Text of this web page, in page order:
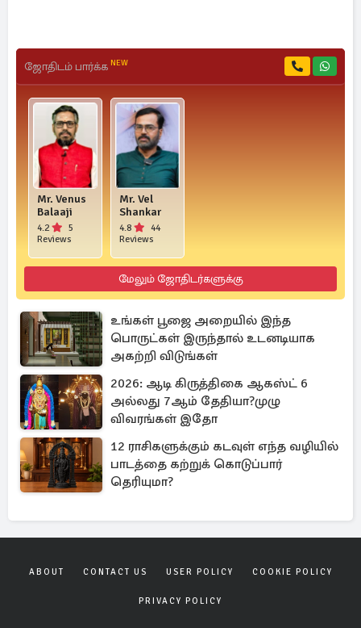
ஜோதிடம் பார்க்க NEW
Mr. Venus
Balaaji
4.2
5
Reviews
Mr. Vel
Shankar
4.8
44
Reviews
மேலும் ஜோதிடர்களுக்கு
உங்கள் பூஜை அறையில் இந்த
பொருட்கள் இருந்தால் உடனடியாக
அகற்றி விடுங்கள்
2026: ஆடி கிருத்திகை ஆகஸ்ட் 6
அல்லது 7ஆம் தேதியா?முழு
விவரங்கள் இதோ
12 ராசிகளுக்கும் கடவுள் எந்த வழியில்
பாடத்தை கற்றுக் கொடுப்பார்
தெரியுமா?
ABOUT CONTACT US USER POLICY COOKIE POLICY
PRIVACY POLICY